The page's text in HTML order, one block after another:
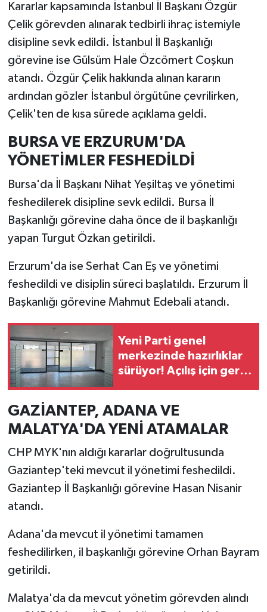
Kararlar kapsamında İstanbul İl Başkanı Özgür
Çelik görevden alınarak tedbirli ihraç istemiyle
disipline sevk edildi. İstanbul İl Başkanlığı
görevine ise Gülsüm Hale Özcömert Coşkun
atandı. Özgür Çelik hakkında alınan kararın
ardından gözler İstanbul örgütüne çevrilirken,
Çelik'ten de kısa sürede açıklama geldi.
BURSA VE ERZURUM'DA
YÖNETİMLER FESHEDİLDİ
Bursa'da İl Başkanı Nihat Yeşiltaş ve yönetimi
feshedilerek disipline sevk edildi. Bursa İl
Başkanlığı görevine daha önce de il başkanlığı
yapan Turgut Özkan getirildi.
Erzurum'da ise Serhat Can Eş ve yönetimi
feshedildi ve disiplin süreci başlatıldı. Erzurum İl
Başkanlığı görevine Mahmut Edebali atandı.
Yeni Parti genel
merkezinde hazırlıklar
sürüyor! Açılış için geri
GAZİANTEP, ADANA VE
MALATYA'DA YENİ ATAMALAR
CHP MYK'nın aldığı kararlar doğrultusunda
Gaziantep'teki mevcut il yönetimi feshedildi.
Gaziantep İl Başkanlığı görevine Hasan Nisanir
atandı.
Adana'da mevcut il yönetimi tamamen
feshedilirken, il başkanlığı görevine Orhan Bayram
getirildi.
Malatya'da da mevcut yönetim görevden alındı